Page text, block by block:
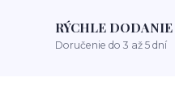
RÝCHLE DODANIE
Doručenie do 3 až 5 dní